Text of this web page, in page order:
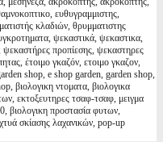
ευθυγραμμιστης,
κλαδιών, θρυμματιστης
ψεκαστικά, ψεκαστικα,
προπίεσης, ψεκαστηρες
έτοιμο γκαζόν, ετοιμο γκαζον,
shop, e shop garden, garden shop,
βιολογικη ντοματα, βιολογικα
εκτοξευτηρες τσαφ-τσαφ, μειγμα
βιολογικη προστασία φυτων,
σκίασης λαχανικών, pop-up